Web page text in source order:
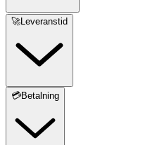
🚀Leveranstid
💳Betalning